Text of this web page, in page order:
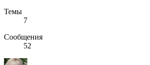
Темы
7
Сообщения
52